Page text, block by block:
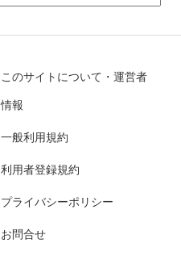
このサイトについて・運営者
情報
一般利用規約
利用者登録規約
プライバシーポリシー
お問合せ